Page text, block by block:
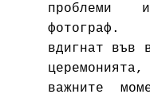
проблеми
фотограф.
вдигнат във
важните